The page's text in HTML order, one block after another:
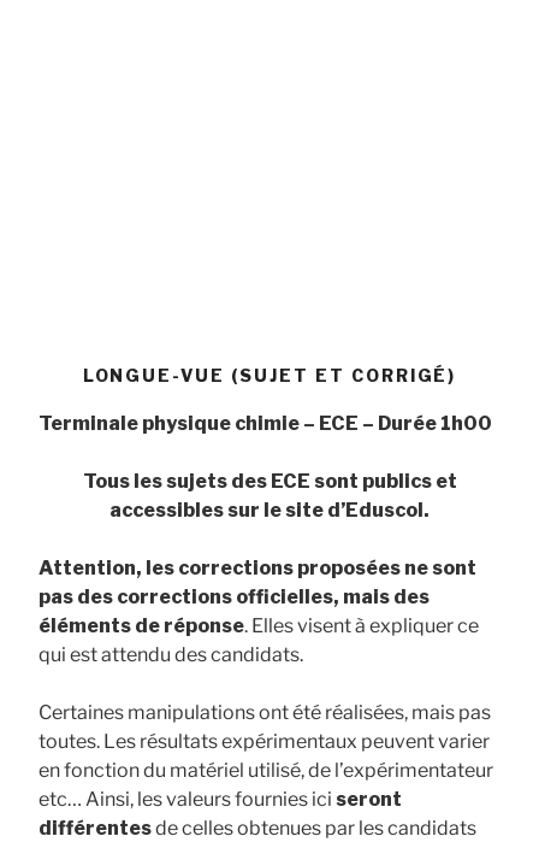
LONGUE-VUE (SUJET ET CORRIGÉ)
Terminale physique chimie – ECE – Durée 1h00
Tous les sujets des ECE sont publics et
accessibles sur le site d’Eduscol.
Attention, les corrections proposées ne sont
pas des corrections officielles, mais des
éléments de réponse. Elles visent à expliquer ce
qui est attendu des candidats.
Certaines manipulations ont été réalisées, mais pas
toutes. Les résultats expérimentaux peuvent varier
en fonction du matériel utilisé, de l’expérimentateur
etc… Ainsi, les valeurs fournies ici seront
différentesde celles obtenues par les candidats